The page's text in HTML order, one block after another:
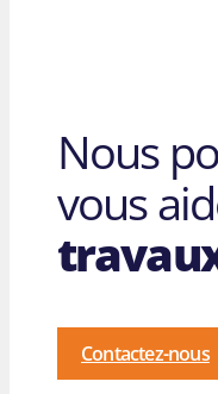
Nous
vous
Contactez-nous